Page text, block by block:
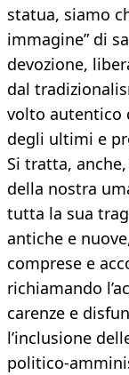
statua, siamo
immagine” di
devozione,
dal
volto autentico
degli ultimi e
Si tratta,
della nostra
tutta la sua
antiche e
comprese e
richiamando
carenze e
l’inclusione
politico-